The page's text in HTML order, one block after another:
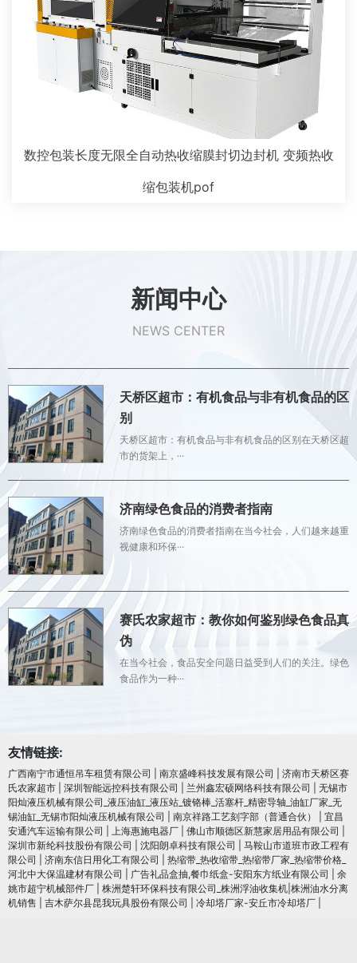
数控包装长度无限全自动热收缩膜封切边封机 变频热收
缩包装机pof
新闻中心
NEWS CENTER
天桥区超市：有机食品与非有机食品的区
别
天桥区超市：有机食品与非有机食品的区别在天桥区超
市的货架上，···
济南绿色食品的消费者指南
济南绿色食品的消费者指南在当今社会，人们越来越重
视健康和环保···
赛氏农家超市：教你如何鉴别绿色食品真
伪
在当今社会，食品安全问题日益受到人们的关注。绿色
食品作为一种···
友情链接:
广西南宁市通恒吊车租赁有限公司 南京盛峰科技发展有限公司
济南市天桥区赛
氏农家超市
深圳智能远控科技有限公司 兰州鑫宏硕网络科技有限公司
无锡市
阳灿液压机械有限公司_液压油缸_液压站_镀铬棒_活塞杆_精密导轴_油缸厂家_无
锡油缸_无锡市阳灿液压机械有限公司
南京祥路工艺刻字部（普通合伙）
宜昌
安通汽车运输有限公司
上海惠施电器厂 佛山市顺德区新慧家居用品有限公司
深圳市新纶科技股份有限公司
沈阳朗卓科技有限公司
马鞍山市道班市政工程有
限公司
济南东信日用化工有限公司
热缩带_热收缩带_热缩带厂家_热缩带价格_
河北中大保温建材有限公司
广告礼品盒抽,餐巾纸盒-安阳东方纸业有限公司
余
姚市超宁机械部件厂
株洲楚轩环保科技有限公司_株洲浮油收集机|株洲油水分离
机销售
吉木萨尔县昆我玩具股份有限公司 冷却塔厂家-安丘市冷却塔厂